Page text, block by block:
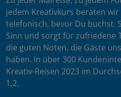
jedem Kreativkurs beraten
telefonisch, bevor Du buchst.
Sinn und sorgt für zufriedene
die guten Noten, die Gäste
haben. In über 300
Kreativ-Reisen 2023 im
1,2.